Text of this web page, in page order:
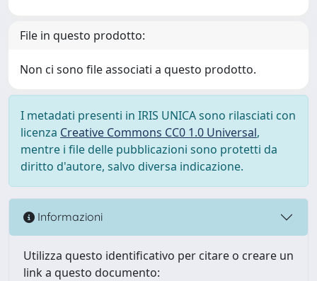
File in questo prodotto:
Non ci sono file associati a questo prodotto.
I metadati presenti in IRIS UNICA sono rilasciati con
licenza Creative Commons CC0 1.0 Universal,
mentre i file delle pubblicazioni sono protetti da
diritto d'autore, salvo diversa indicazione.
Informazioni
Utilizza questo identificativo per citare o creare un
link a questo documento: